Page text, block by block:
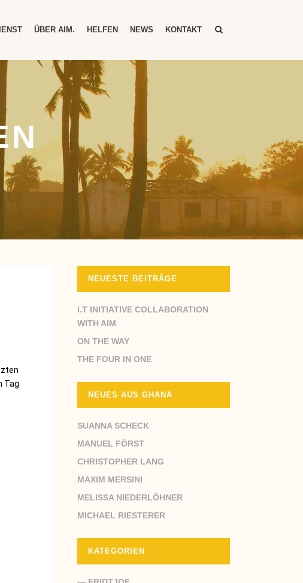
ÜBER AIM. HELFEN NEWS KONTAKT
Tag
NEUESTE BEITRÄGE
I.T INITIATIVE COLLABORATION
WITH AIM
ON THE WAY
THE FOUR IN ONE
NEUES AUS GHANA
SUANNA SCHECK
MANUEL FÖRST
CHRISTOPHER LANG
MAXIM MERSINI
MELISSA NIEDERLÖHNER
MICHAEL RIESTERER
KATEGORIEN